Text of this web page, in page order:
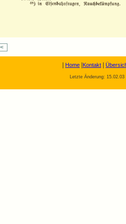
Home Kontakt
Letzte Änderung: 15.02.03